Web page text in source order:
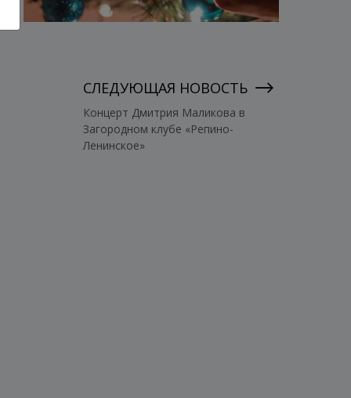
СЛЕДУЮЩАЯ НОВОСТЬ
Концерт Дмитрия Маликова в
Загородном клубе «Репино-
Ленинское»